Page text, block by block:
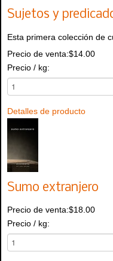
Sujetos y
Esta primera colección de
Precio de venta:$14.00
Precio / kg:
Detalles de producto
Sumo extranjero
Precio de venta:$18.00
Precio / kg: